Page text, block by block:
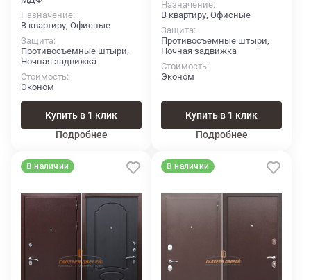
Назначение
В квартиру, Офисные
Защита
Противосъемные штыри,
Ночная задвижка
Стоимость
Эконом
Купить в 1 клик
Подробнее
Назначение
В квартиру, Офисные
Защита
Противосъемные штыри,
Ночная задвижка
Стоимость
Эконом
Купить в 1 клик
Подробнее
В наличии В наличии